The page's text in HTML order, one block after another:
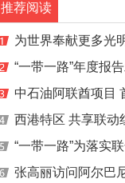
推荐阅读
为世界奉献更多
“一带一路”年度报
西港特区 共享联动
张高丽访问阿尔巴